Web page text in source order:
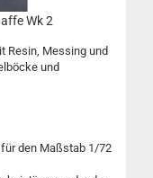
Wk 2
Resin, Messing und
und
den Maßstab 1/72